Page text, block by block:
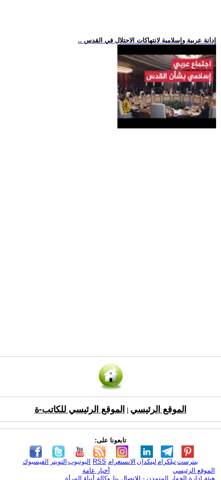
.. إدانة عربية وإسلامية لانتهاكات الاحتلال في القدس
الموقع الرئيسي الموقع الرئيسي للكاتب-ة
تابعونا على:
الفيسبوك التويتر اليوتيوب RSS الانستغرام لينكدإن تيلكرامبنترست
الموقع الرئيسي
هيئة ادارة الحوار المتمدن - للإتصال بنا
أخبار عامة
وكالة أنباء المرأة